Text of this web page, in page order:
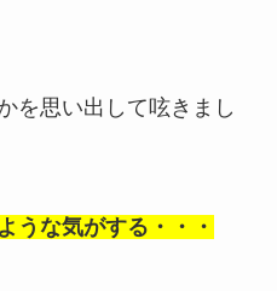
を思い出して呟きまし
うな気がする・・・